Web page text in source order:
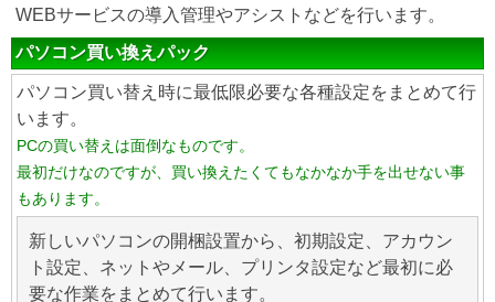
WEBサービスの導入管理やアシストなどを行います。
パソコン買い換えパック
パソコン買い替え時に最低限必要な各種設定をまとめて行
います。
PCの買い替えは面倒なものです。
最初だけなのですが、買い換えたくてもなかなか手を出せない事
もあります。
新しいパソコンの開梱設置から、初期設定、アカウン
ト設定、ネットやメール、プリンタ設定など最初に必
要な作業をまとめて行います。